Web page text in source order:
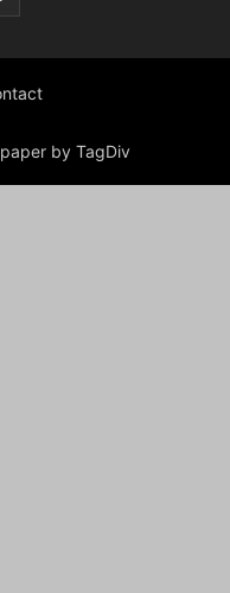
by TagDiv